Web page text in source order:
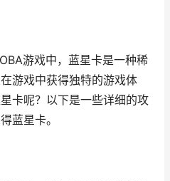
游戏中，蓝星卡是一种稀
游戏中获得独特的游戏体
卡呢？以下是一些详细的攻
蓝星卡。